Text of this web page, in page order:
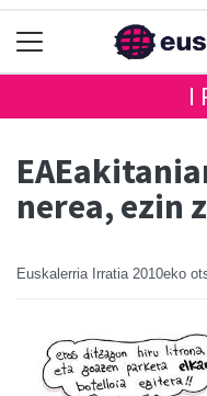
nerea, ezin
Euskalerria Irratia 2010eko